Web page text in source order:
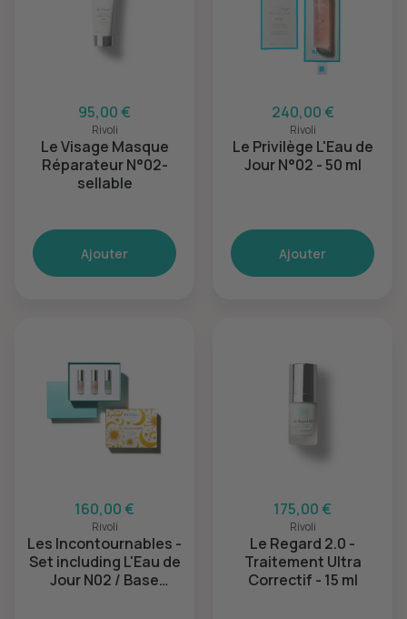
95,00 €
Rivoli
Le Visage Masque
Réparateur N°02-
sellable
Ajouter
240,00 €
Rivoli
Le Privilège L'Eau de
Jour N°02 - 50 ml
Ajouter
160,00 €
Rivoli
Les Incontournables -
Set including L'Eau de
Jour N02 / Base
175,00 €
Rivoli
Le Regard 2.0 -
Traitement Ultra
Correctif - 15 ml